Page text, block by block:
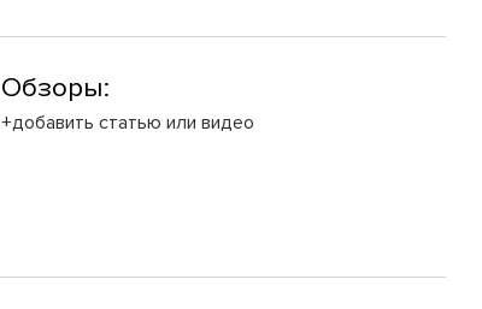
Обзоры:
+добавить статью или видео